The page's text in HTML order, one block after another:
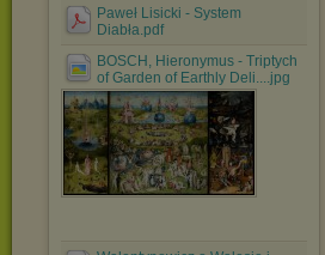
Paweł Lisicki - System
Diabła.pdf
BOSCH, Hieronymus - Triptych
of Garden of Earthly Deli....jpg